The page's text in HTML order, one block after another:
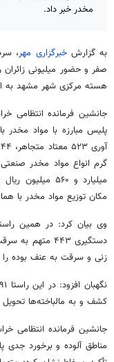
مخدر خبر داد.
به گزارشخبرگزاری مهر،
صفر و حضور میلیونی
هسته مرکزی شهر مشهد به
پلیس مبارزه با مواد
آوری
مکان توزیع مواد مخدر با
وی بیان کرد: در همین
دستگیری ۴۴۳ متهم به سرقت، ۵۱۶ فقره انواع سرقت را که ۱۲۹ فقره از آنها
زنی و سرقت به عنف بوده
کشف و به مالباخته‌ها
جانشین فرمانده انتظامی
مناطق آلوده و برخورد جدی